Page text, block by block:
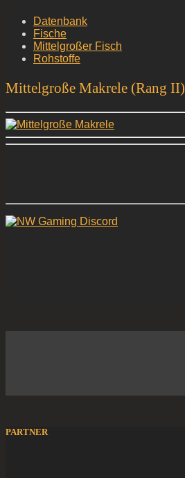
Datenbank
Fische
Mittelgroßer Fisch
Rohstoffe
Mittelgroße Makrele (Rang II)
PARTNER